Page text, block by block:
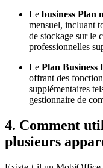
Le business Plan
mensuel, incluant
de stockage sur le
professionnelles
Le Plan Business
offrant des
supplémentaires
gestionnaire de
4. Comment
plusieurs